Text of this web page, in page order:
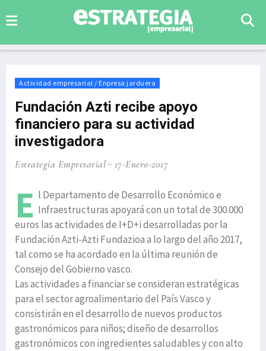
Actividad empresarial / Enpresa jarduera
Fundación Azti recibe apoyo
financiero para su actividad
investigadora
Estrategia Empresarial 17-Enero-2017
E l Departamento de Desarrollo Económico e
Infraestructuras apoyará con un total de 300.000
euros las actividades de I+D+i desarrolladas por la
Fundación Azti-Azti Fundazioa a lo largo del año 2017,
tal como se ha acordado en la última reunión de
Consejo del Gobierno vasco.
Las actividades a financiar se consideran estratégicas
para el sector agroalimentario del País Vasco y
consistirán en el desarrollo de nuevos productos
gastronómicos para niños; diseño de desarrollos
gastronómicos con ingredientes saludables y con alto